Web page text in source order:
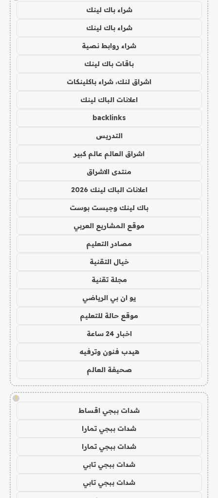
شراء باك لينك
شراء باك لينك
شراء روابط نصية
باقات باك لينك
اشراق لنك، شراء باكلينكات
اعلانات الباك لينك
backlinks
التدريس
اشراق العالم عالم كبير
منتدى الاشراق
اعلانات الباك لينك 2026
باك لينك وجيست بوست
موقع المشاريع العربي
مصادر التعليم
خيال التقنية
مجلة تقنية
يو ان بي الرياضي
موقع حالة للتعليم
اخبار 24 ساعة
هيدب فنون وترفيه
صحيفة العالم
!
شدات ببجي اقساط
شدات ببجي تمارا
شدات ببجي تمارا
شدات ببجي تابي
شدات ببجي تابي